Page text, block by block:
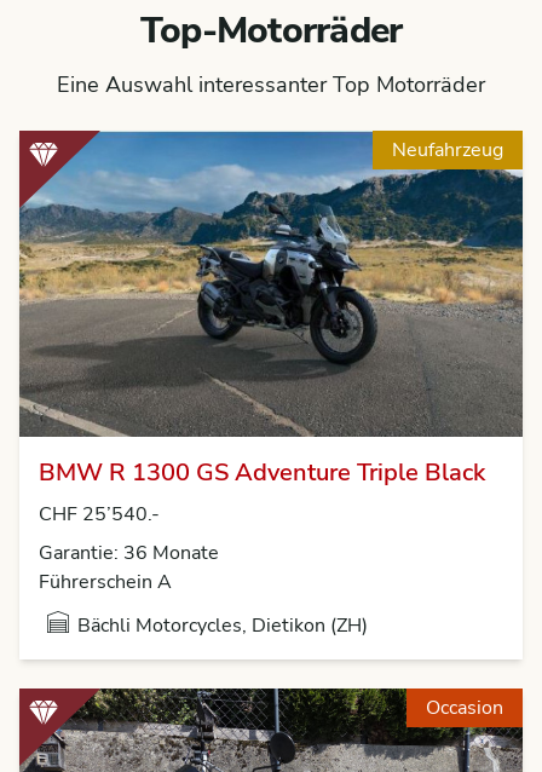
Top-Motorräder
Eine Auswahl interessanter Top Motorräder
Neufahrzeug
BMW R 1300 GS Adventure Triple Black
CHF 25’540.-
Garantie: 36 Monate
Führerschein A
Bächli Motorcycles, Dietikon (ZH)
Occasion